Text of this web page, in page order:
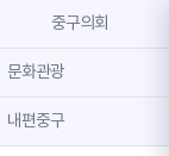
중구의회
문화관광
내편중구